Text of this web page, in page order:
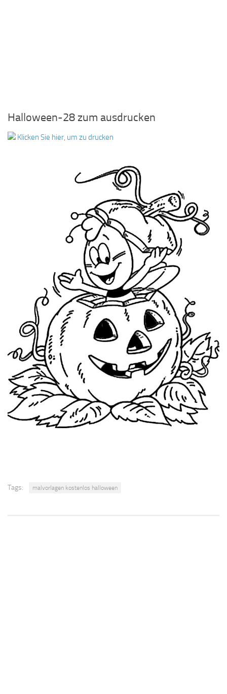
Halloween-28 zum ausdrucken
Klicken Sie hier, um zu drucken
Tags: malvorlagen kostenlos halloween